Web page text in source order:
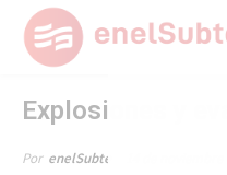
Explosiones y
Por enelSubte